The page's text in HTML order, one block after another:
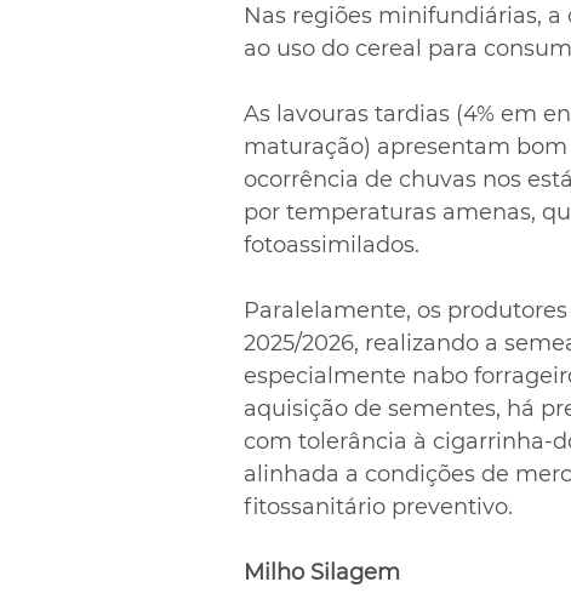
Nas regiões minifundiárias,
ao uso do cereal para
As lavouras tardias (4% em
maturação) apresentam
ocorrência de chuvas nos
por temperaturas amenas,
fotoassimilados.
Paralelamente, os
2025/2026, realizando a
especialmente nabo
aquisição de sementes, há
com tolerância à cigarrinha-
alinhada a condições de
fitossanitário preventivo.
Milho Silagem